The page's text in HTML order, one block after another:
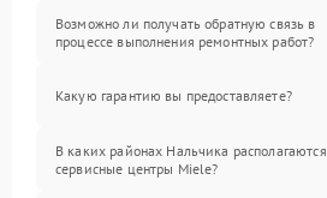
Возможно ли получать обратную связь в
процессе выполнения ремонтных работ?
Какую гарантию вы предоставляете?
В каких районах Нальчика располагаются
сервисные центры Miele?